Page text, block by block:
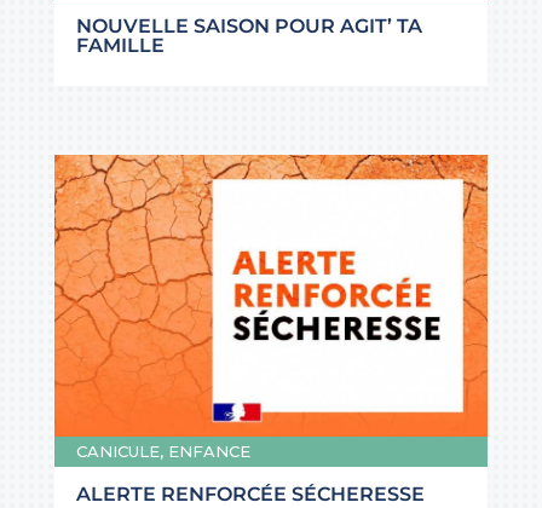
NOUVELLE SAISON POUR AGIT’ TA
FAMILLE
CANICULE, ENFANCE
ALERTE RENFORCÉE SÉCHERESSE